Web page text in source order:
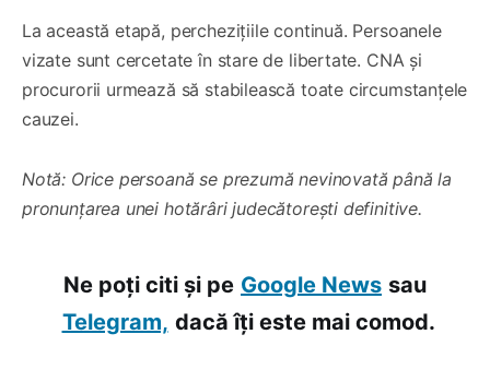
La această etapă, perchezițiile continuă. Persoanele
vizate sunt cercetate în stare de libertate. CNA și
procurorii urmează să stabilească toate circumstanțele
cauzei.
Notă: Orice persoană se prezumă nevinovată până la
pronunțarea unei hotărâri judecătorești definitive.
Ne poți citi și pe Google News sau
Telegram, dacă îți este mai comod.